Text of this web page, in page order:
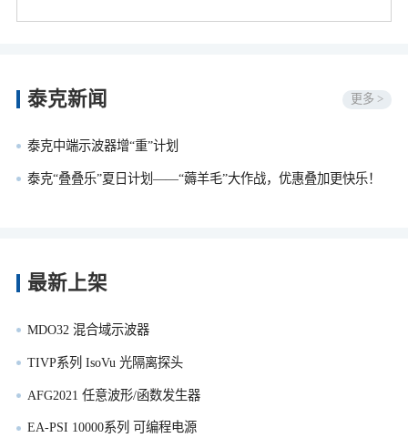
泰克新闻 更多 >
泰克中端示波器增“重”计划
泰克“叠叠乐”夏日计划——“薅羊毛”大作战，优惠叠加更快乐！
最新上架
MDO32 混合域示波器
TIVP系列 IsoVu 光隔离探头
AFG2021 任意波形/函数发生器
EA-PSI 10000系列 可编程电源